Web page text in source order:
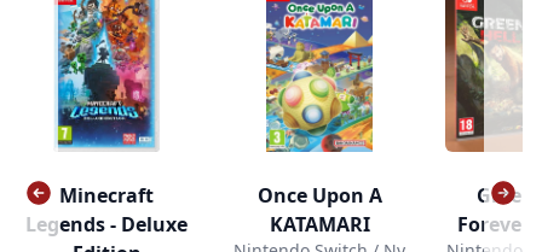
Minecraft
Legends - Deluxe
Once Upon A
KATAMARI
Green
Forever